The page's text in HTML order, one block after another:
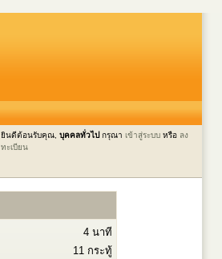
ยินดีต้อนรับคุณ, บุคคลทั่วไป กรุณา เข้าสู่ระบบ หรือ ลง
ทะเบียน
4 นาที
11 กระทู้